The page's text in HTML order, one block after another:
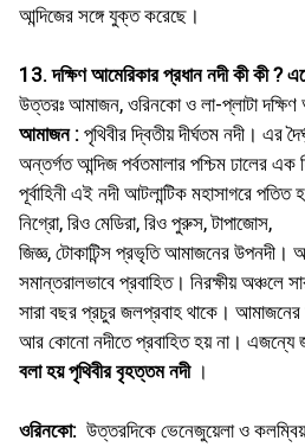
আন্দিজের সঙ্গে যুক্ত করেছে।
13. দক্ষিণ আমেরিকার প্রধান নদী কী কী ?
উত্তরঃ আমাজন, ওরিনকো ও লা-প্লাটা দক্ষিণ
আমাজন : পৃথিবীর দ্বিতীয় দীর্ঘতম নদী। এর
অন্তর্গত আন্দিজ পর্বতমালার পশ্চিম ঢালের
পূর্বাহিনী এই নদী আটলান্টিক মহাসাগরে পতিত
নিগ্রো, রিও মেডিরা, রিও পুরুস, টাপাজোস,
জিজ্ঞ, টোকাটিন্স প্রভৃতি আমাজনের উপনদী।
সমান্তরালভাবে প্রবাহিত। নিরক্ষীয় অঞ্চলে
সারা বছর প্রচুর জলপ্রবাহ থাকে। আমাজনের
আর কোনাে নদীতে প্রবাহিত হয় না। এজন্যে
বলা হয় পৃথিবীর বৃহত্তম নদী ।
ওরিনকো: উত্তরদিকে ভেনেজুয়েলা ও